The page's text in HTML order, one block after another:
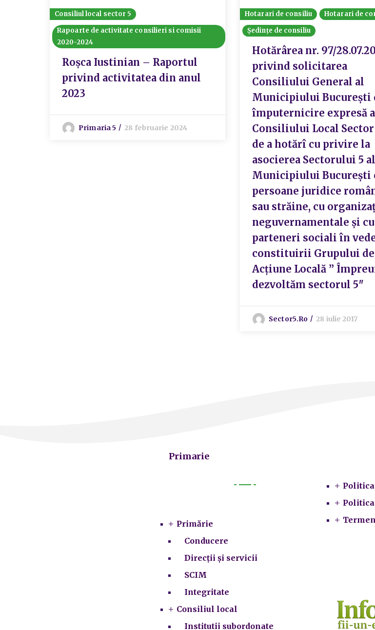
Consiliul local sector 5
Rapoarte de activitate consilieri si comisii
2020-2024
Roșca Iustinian – Raportul
privind activitatea din anul
2023
Primaria 5 28 februarie 2024
Hotarari de consiliu
Hotarari de
Ședințe de consiliu
Hotărârea nr. 97/
privind solicitarea
Consiliului General al
Municipiului București
împuternicire expresă a
Consiliului Local Sector
de a hotărî cu privire la
asocierea Sectorului 5 al
Municipiului București
persoane juridice
sau străine, cu
neguvernamentale și
parteneri sociali în
constituirii Grupului de
Acțiune Locală ”
dezvoltăm sectorul 5″
Sector5.ro 28 iulie 2017
Primarie
Primărie
Conducere
Direcții și servicii
SCIM
Integritate
Consiliul local
Institutii subordonate